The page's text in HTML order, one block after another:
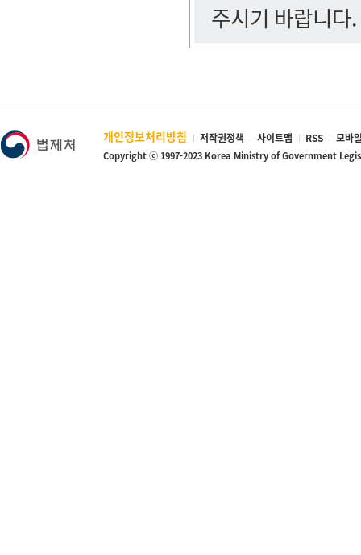
주시기 바랍니다.
개인정보처리방침 저작권정책 사이트맵 RSS 모바
Copyright ⓒ 1997-2023 Korea Ministry of Government